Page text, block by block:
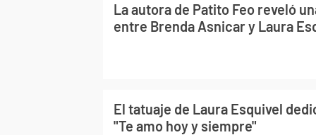
La autora de Patito Feo reveló
entre Brenda Asnicar y Laura
El tatuaje de Laura Esquivel
"Te amo hoy y siempre"